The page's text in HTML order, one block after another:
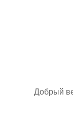
Добрый